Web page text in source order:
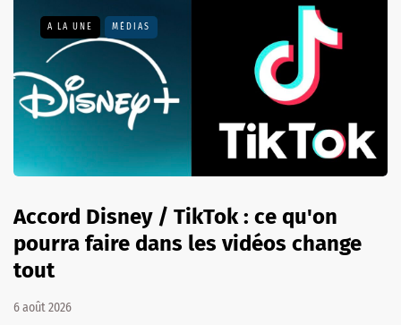
A LA UNE MÉDIAS
Accord Disney / TikTok : ce qu'on
pourra faire dans les vidéos change
tout
6 août 2026